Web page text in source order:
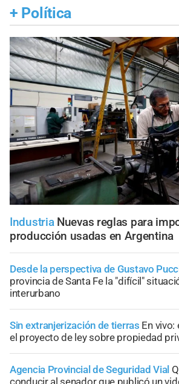
+ Política
Industria Nuevas reglas para
producción usadas en Argentina
Desde la perspectiva de Gustavo
provincia de Santa Fe la "difícil"
interurbano
Sin extranjerización de tierras En vivo:
el proyecto de ley sobre propiedad
Agencia Provincial de Seguridad Vial